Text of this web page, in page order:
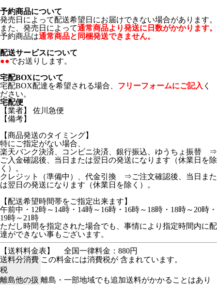
予約商品について
発売日によって配送希望日にお届けできない場合があります。
また、発売日によって通常商品より発送に日数がかかります。
予約商品は通常商品と同梱発送できません。
配送サービスについて
●●でお送りします。
宅配BOXについて
宅配BOX配達を希望される場合、 フリーフォームにご記入 く
ださい。
宅配便
【業者】 佐川急便
【備考】
【商品発送のタイミング】
特にご指定がない場合、
楽天バンク決済、コンビニ決済、銀行振込、ゆうちょ振替 ⇒
ご入金確認後、当日または翌日の発送になります（休業日を除
く）。
クレジット（準備中）、代金引換 ⇒ご注文確認後、当日また
は翌日の発送になります（休業日を除く）。
【配送希望時間帯をご指定出来ます】
午前中・12時～14時・14時～16時・16時～18時・18時～20時・
19時～21時
ただし時間を指定された場合でも、事情により指定時間内に配
達ができない事もございます。
【送料料金表】
全国一律料金：880円
送料分消費
税
この料金には消費税が 含まれています。
離島他の扱 離島・一部地域でも追加送料がかかることはあり